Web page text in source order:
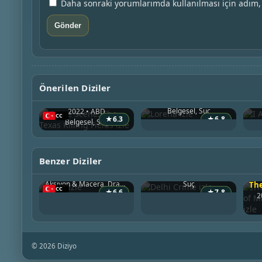
Daha sonraki yorumlarımda kullanılması için
Önerilen Diziler
★6.3
Crime Scene: The Texas Killing Fields
2022 • ABD
Belgesel, Suç
★6.8
2019 • ABD
Belgesel, Suç
Benzer Diziler
★6.6
Caïd
2021 • Fransa
Aksiyon & Macera, Dram, Suç
★7.8
2019 • Hindistan
Suç
© 2026 Diziyo